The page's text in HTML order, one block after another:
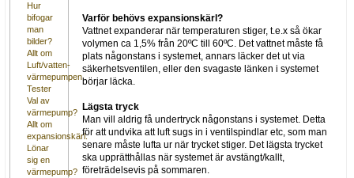
Hur
bifogar
man
bilder?
Allt om
Luft/vatten-
värmepumpen
Tester
Val av
värmepump?
Allt om
expansionskärl.
Lönar
sig en
värmepump?
Varför behövs expansionskärl?
Vattnet expanderar när temperaturen stiger, t.e.x så ökar
volymen ca 1,5% från 20ºC till 60ºC. Det vattnet måste få
plats någonstans i systemet, annars läcker det ut via
säkerhetsventilen, eller den svagaste länken i systemet
börjar läcka.
Lägsta tryck
Man vill aldrig få undertryck någonstans i systemet. Detta
för att undvika att luft sugs in i ventilspindlar etc, som man
senare måste lufta ur när trycket stiger. Det lägsta trycket
ska upprätthållas när systemet är avstängt/kallt,
företrädelsevis på sommaren.